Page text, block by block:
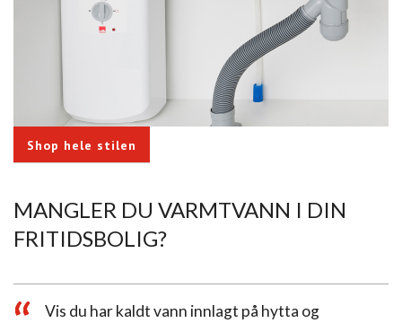
Shop hele stilen
MANGLER DU VARMTVANN I DIN
FRITIDSBOLIG?
Vis du har kaldt vann innlagt på hytta og